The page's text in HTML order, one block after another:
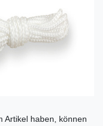
Artikel haben, können